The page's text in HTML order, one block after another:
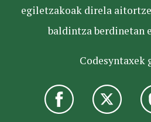
egiletzakoak direla
baldintza berdinetan
Codesyntaxek